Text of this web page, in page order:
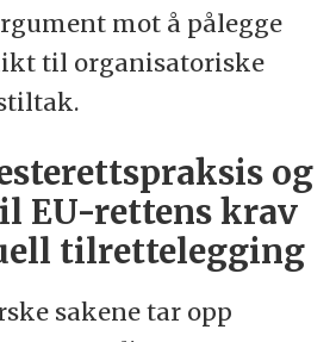
mot å pålegge
til organisatoriske
og
EU-rettens krav
tilrettelegging
sakene tar opp